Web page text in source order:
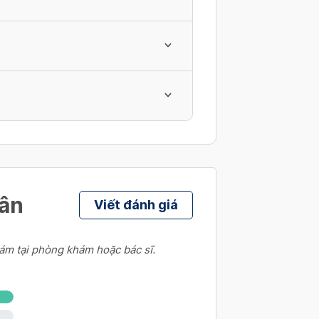
hồng ngoại
Viết đánh giá
tại phòng khám hoặc bác sĩ.